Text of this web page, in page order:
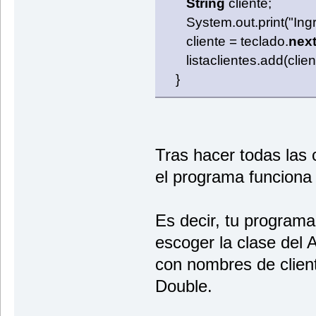
public static void main(String[]
Mclientest miLista = new
miLista.listaclientes = new
cliente = teclado.
}
Tras hacer todas las
el programa
Es decir, tu
escoger la clase del
con nombres de
Double.